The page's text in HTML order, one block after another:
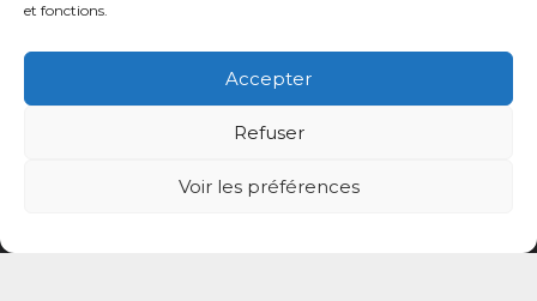
et fonctions.
Accepter
Refuser
Voir les préférences
© CPTS Autour du Patient
Professionnels de santé